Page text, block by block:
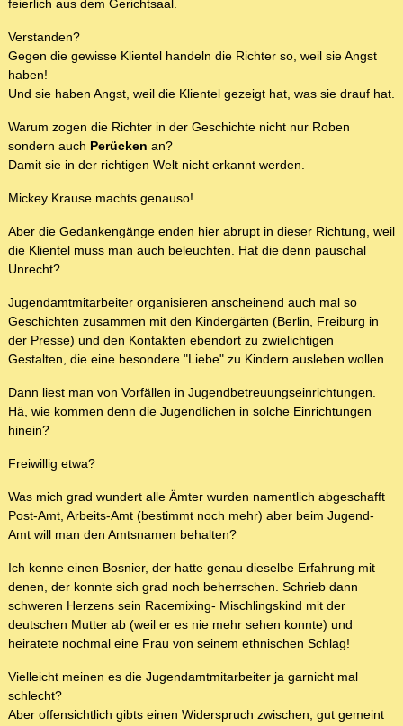
feierlich aus dem Gerichtsaal.
Verstanden?
Gegen die gewisse Klientel handeln die Richter so, weil sie Angst
haben!
Und sie haben Angst, weil die Klientel gezeigt hat, was sie drauf hat.
Warum zogen die Richter in der Geschichte nicht nur Roben
sondern auch Perücken an?
Damit sie in der richtigen Welt nicht erkannt werden.
Mickey Krause machts genauso!
Aber die Gedankengänge enden hier abrupt in dieser Richtung, weil
die Klientel muss man auch beleuchten. Hat die denn pauschal
Unrecht?
Jugendamtmitarbeiter organisieren anscheinend auch mal so
Geschichten zusammen mit den Kindergärten (Berlin, Freiburg in
der Presse) und den Kontakten ebendort zu zwielichtigen
Gestalten, die eine besondere "Liebe" zu Kindern ausleben wollen.
Dann liest man von Vorfällen in Jugendbetreuungseinrichtungen.
Hä, wie kommen denn die Jugendlichen in solche Einrichtungen
hinein?
Freiwillig etwa?
Was mich grad wundert alle Ämter wurden namentlich abgeschafft
Post-Amt, Arbeits-Amt (bestimmt noch mehr) aber beim Jugend-
Amt will man den Amtsnamen behalten?
Ich kenne einen Bosnier, der hatte genau dieselbe Erfahrung mit
denen, der konnte sich grad noch beherrschen. Schrieb dann
schweren Herzens sein Racemixing- Mischlingskind mit der
deutschen Mutter ab (weil er es nie mehr sehen konnte) und
heiratete nochmal eine Frau von seinem ethnischen Schlag!
Vielleicht meinen es die Jugendamtmitarbeiter ja garnicht mal
schlecht?
Aber offensichtlich gibts einen Widerspruch zwischen, gut gemeint